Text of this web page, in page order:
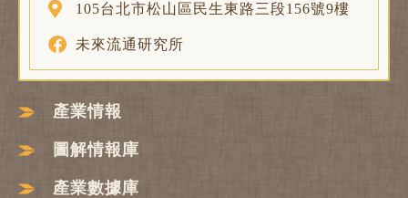
105台北市松山區民生東路三段156號9樓
未來流通研究所
產業情報
圖解情報庫
產業數據庫